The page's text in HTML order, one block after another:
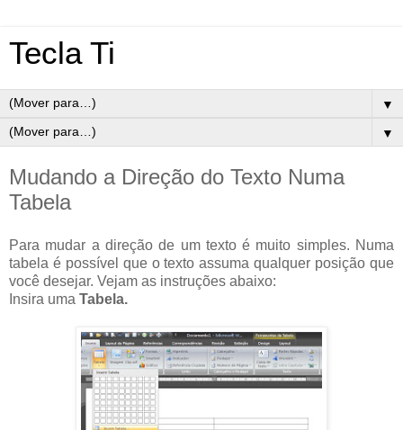
Tecla Ti
▼
▼
Mudando a Direção do Texto Numa
Tabela
Para mudar a direção de um texto é muito simples. Numa
tabela é possível que o texto assuma qualquer posição que
você desejar. Vejam as instruções abaixo:
Insira uma Tabela.